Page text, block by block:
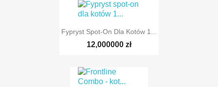
Fypryst Spot-On Dla Kotów 1...
12,000000 zł